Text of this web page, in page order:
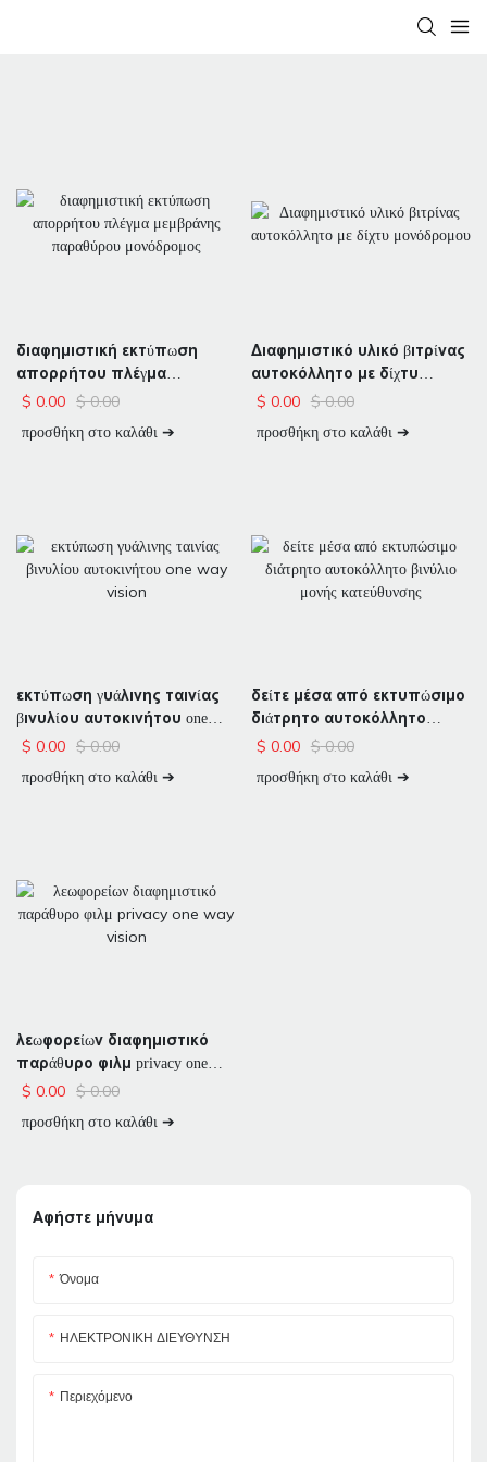
διαφημιστική εκτύπωση
απορρήτου πλέγμα
μεμβράνης παραθύρου
$ 0.00 $0.00
προσθήκη στο καλάθι ➔
Διαφημιστικό υλικό βιτρίνας
αυτοκόλλητο με δίχτυ
μονόδρομου
$ 0.00 $0.00
προσθήκη στο καλάθι ➔
εκτύπωση γυάλινης ταινίας
βινυλίου αυτοκινήτου one
way vision
$ 0.00 $0.00
προσθήκη στο καλάθι ➔
δείτε μέσα από εκτυπώσιμο
διάτρητο αυτοκόλλητο
βινύλιο μονής κατεύθυνσης
$ 0.00 $0.00
προσθήκη στο καλάθι ➔
λεωφορείων διαφημιστικό
παράθυρο φιλμ privacy one
way vision
$ 0.00 $0.00
προσθήκη στο καλάθι ➔
Αφήστε μήνυμα
Όνομα
ΗΛΕΚΤΡΟΝΙΚΗ ΔΙΕΥΘΥΝΣΗ
Περιεχόμενο